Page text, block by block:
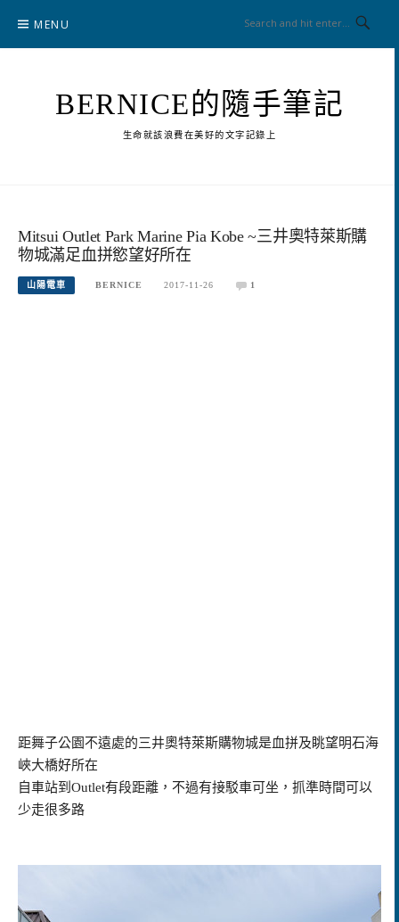
content
MENU
BERNICE的隨手筆記
生命就該浪費在美好的文字記錄上
Mitsui Outlet Park Marine Pia Kobe ~三井奧特萊斯購
物城滿足血拼慾望好所在
山陽電車 BERNICE 2017-11-26 1
距舞子公園不遠處的三井奧特萊斯購物城是血拼及眺望明石海
峽大橋好所在
自車站到Outlet有段距離，不過有接駁車可坐，抓準時間可以
少走很多路